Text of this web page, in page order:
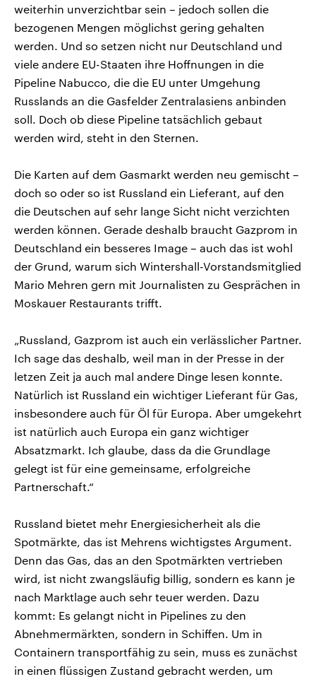
weiterhin unverzichtbar sein – jedoch sollen die
bezogenen Mengen möglichst gering gehalten
werden. Und so setzen nicht nur Deutschland und
viele andere EU-Staaten ihre Hoffnungen in die
Pipeline Nabucco, die die EU unter Umgehung
Russlands an die Gasfelder Zentralasiens anbinden
soll. Doch ob diese Pipeline tatsächlich gebaut
werden wird, steht in den Sternen.
Die Karten auf dem Gasmarkt werden neu gemischt –
doch so oder so ist Russland ein Lieferant, auf den
die Deutschen auf sehr lange Sicht nicht verzichten
werden können. Gerade deshalb braucht Gazprom in
Deutschland ein besseres Image – auch das ist wohl
der Grund, warum sich Wintershall-Vorstandsmitglied
Mario Mehren gern mit Journalisten zu Gesprächen in
Moskauer Restaurants trifft.
„Russland, Gazprom ist auch ein verlässlicher Partner.
Ich sage das deshalb, weil man in der Presse in der
letzen Zeit ja auch mal andere Dinge lesen konnte.
Natürlich ist Russland ein wichtiger Lieferant für Gas,
insbesondere auch für Öl für Europa. Aber umgekehrt
ist natürlich auch Europa ein ganz wichtiger
Absatzmarkt. Ich glaube, dass da die Grundlage
gelegt ist für eine gemeinsame, erfolgreiche
Partnerschaft.“
Russland bietet mehr Energiesicherheit als die
Spotmärkte, das ist Mehrens wichtigstes Argument.
Denn das Gas, das an den Spotmärkten vertrieben
wird, ist nicht zwangsläufig billig, sondern es kann je
nach Marktlage auch sehr teuer werden. Dazu
kommt: Es gelangt nicht in Pipelines zu den
Abnehmermärkten, sondern in Schiffen. Um in
Containern transportfähig zu sein, muss es zunächst
in einen flüssigen Zustand gebracht werden, um